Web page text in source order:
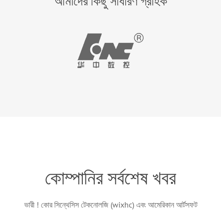
কোম্পানির সর্বশেষ খবর
ভারী ! কোর সিন্থেসিস টেকনোলজি (wixhc) এবং আমেরিকান আর্টসফট